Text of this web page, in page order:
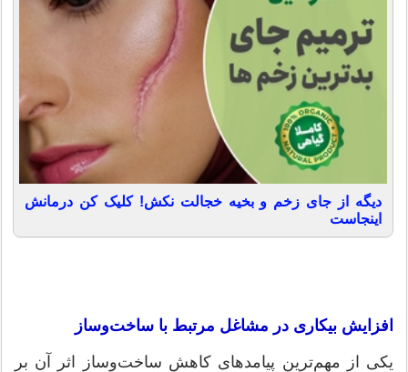
دیگه از جای زخم و بخیه خجالت نکش! کلیک کن درمانش
اینجاست
افزایش بیکاری در مشاغل مرتبط با ساخت‌وساز
یکی از مهم‌ترین پیامدهای کاهش ساخت‌وساز اثر آن بر